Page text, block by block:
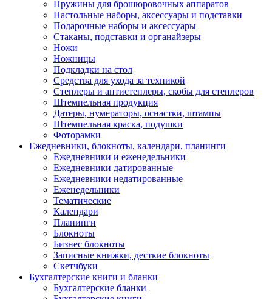
Пружины для брошюровочных аппаратов
Настольные наборы, аксессуары и подставки
Подарочные наборы и аксессуары
Стаканы, подставки и органайзеры
Ножи
Ножницы
Подкладки на стол
Средства для ухода за техникой
Степлеры и антистеплеры, скобы для степлеров
Штемпельная продукция
Датеры, нумераторы, оснастки, штампы
Штемпельная краска, подушки
Фоторамки
Ежедневники, блокноты, календари, планинги
Ежедневники и еженедельники
Ежедневники датированные
Ежедневники недатированные
Еженедельники
Тематические
Календари
Планинги
Блокноты
Бизнес блокноты
Записные книжки, десткие блокноты
Скетчбуки
Бухгалтерские книги и бланки
Бухгалтерские бланки